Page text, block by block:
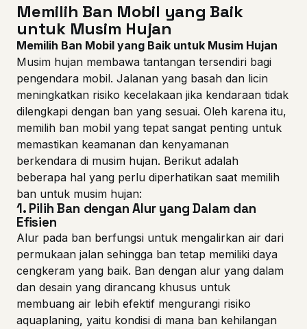
Memilih Ban Mobil yang Baik
untuk Musim Hujan
Memilih Ban Mobil yang Baik untuk Musim Hujan
Musim hujan membawa tantangan tersendiri bagi
pengendara mobil. Jalanan yang basah dan licin
meningkatkan risiko kecelakaan jika kendaraan tidak
dilengkapi dengan ban yang sesuai. Oleh karena itu,
memilih ban mobil yang tepat sangat penting untuk
memastikan keamanan dan kenyamanan
berkendara di musim hujan. Berikut adalah
beberapa hal yang perlu diperhatikan saat memilih
ban untuk musim hujan:
1. Pilih Ban dengan Alur yang Dalam dan
Efisien
Alur pada ban berfungsi untuk mengalirkan air dari
permukaan jalan sehingga ban tetap memiliki daya
cengkeram yang baik. Ban dengan alur yang dalam
dan desain yang dirancang khusus untuk
membuang air lebih efektif mengurangi risiko
aquaplaning, yaitu kondisi di mana ban kehilangan